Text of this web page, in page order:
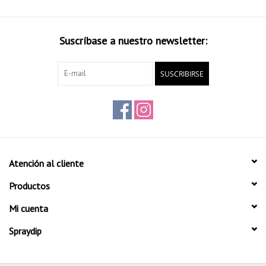
Suscríbase a nuestro newsletter:
SUSCRIBIRSE
Atención al cliente
Productos
Mi cuenta
Spraydip